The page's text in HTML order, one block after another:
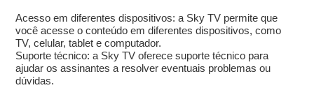
Acesso em diferentes dispositivos: a Sky TV permite que
você acesse o conteúdo em diferentes dispositivos, como
TV, celular, tablet e computador.
Suporte técnico: a Sky TV oferece suporte técnico para
ajudar os assinantes a resolver eventuais problemas ou
dúvidas.